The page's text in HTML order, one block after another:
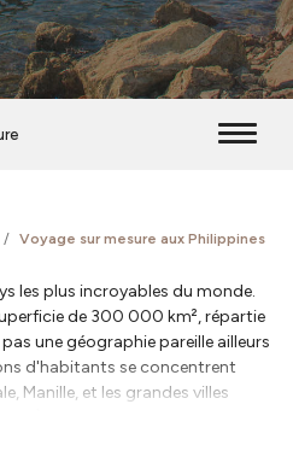
/ Voyage sur mesure aux Philippines
les plus incroyables du monde.
de 300 000 km², répartie
une géographie pareille ailleurs
d'habitants se concentrent
Manille, et les grandes villes
Si la rencontre avec les